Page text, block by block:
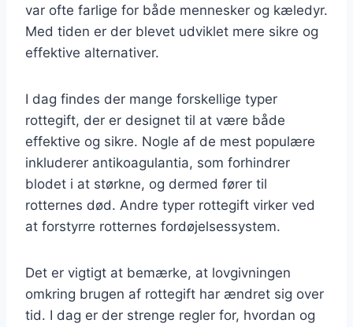
var ofte farlige for både mennesker og kæledyr.
Med tiden er der blevet udviklet mere sikre og
effektive alternativer.
I dag findes der mange forskellige typer
rottegift, der er designet til at være både
effektive og sikre. Nogle af de mest populære
inkluderer antikoagulantia, som forhindrer
blodet i at størkne, og dermed fører til
rotternes død. Andre typer rottegift virker ved
at forstyrre rotternes fordøjelsessystem.
Det er vigtigt at bemærke, at lovgivningen
omkring brugen af rottegift har ændret sig over
tid. I dag er der strenge regler for, hvordan og